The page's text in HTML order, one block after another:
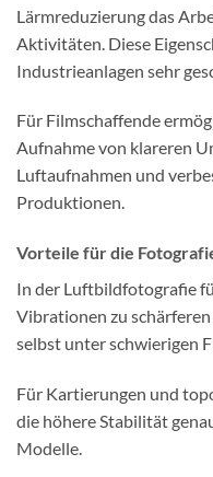
Lärmreduzierung das
Aktivitäten. Diese
Industrieanlagen sehr
Für Filmschaffende
Aufnahme von klareren
Luftaufnahmen und
Produktionen.
Vorteile für die
In der Luftbildfotografie
Vibrationen zu
selbst unter schwierigen
Für Kartierungen und
die höhere Stabilität
Modelle.